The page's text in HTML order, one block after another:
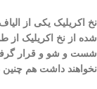
نخ اکریلیک یکی از
شده از نخ اکریلیک از
شست و شو و قرار
نخواهند داشت هم